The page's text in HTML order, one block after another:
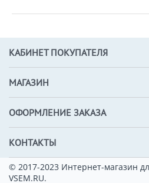
КАБИНЕТ ПОКУПАТЕЛЯ
МАГАЗИН
ОФОРМЛЕНИЕ ЗАКАЗА
КОНТАКТЫ
© 2017-2023 Интернет-магазин
VSEM.RU.